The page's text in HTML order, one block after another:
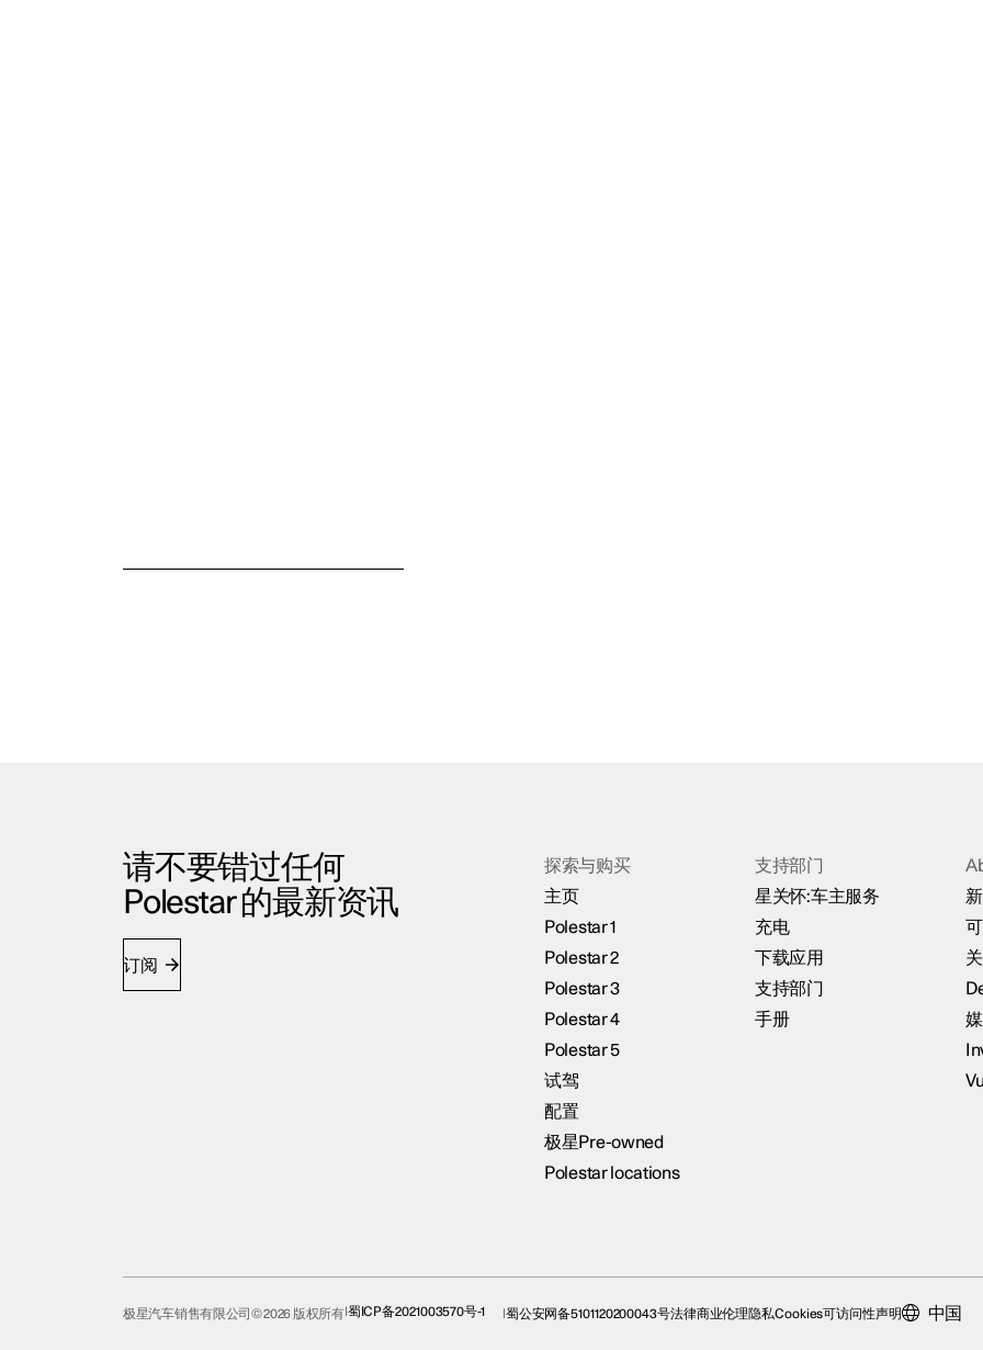
请不要错过任何
Polestar 的最新资讯
订阅
探索与购买
主页
Polestar 1
Polestar 2
Polestar 3
Polestar 4
Polestar 5
试驾
配置
极星Pre-owned
Polestar locations
支持部门
星关怀:车主服务
充电
下载应用
支持部门
手册
极星汽车销售有限公司© 2026 版权所有 蜀ICP备2021003570号-1 蜀公安网备5101120200043号法律商业伦理隐私Cookies可访问性声明 中国